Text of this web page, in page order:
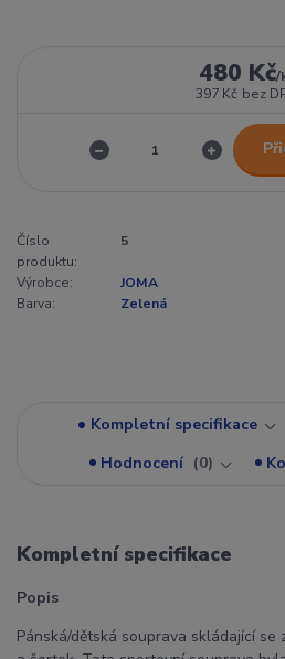
480 Kč/
397 Kč bez
Číslo
produktu:
5
Výrobce:
JOMA
Barva:
Zelená
Kompletní specifikace
Hodnocení
0
Kompletní specifikace
Popis
Pánská/dětská souprava skládající se